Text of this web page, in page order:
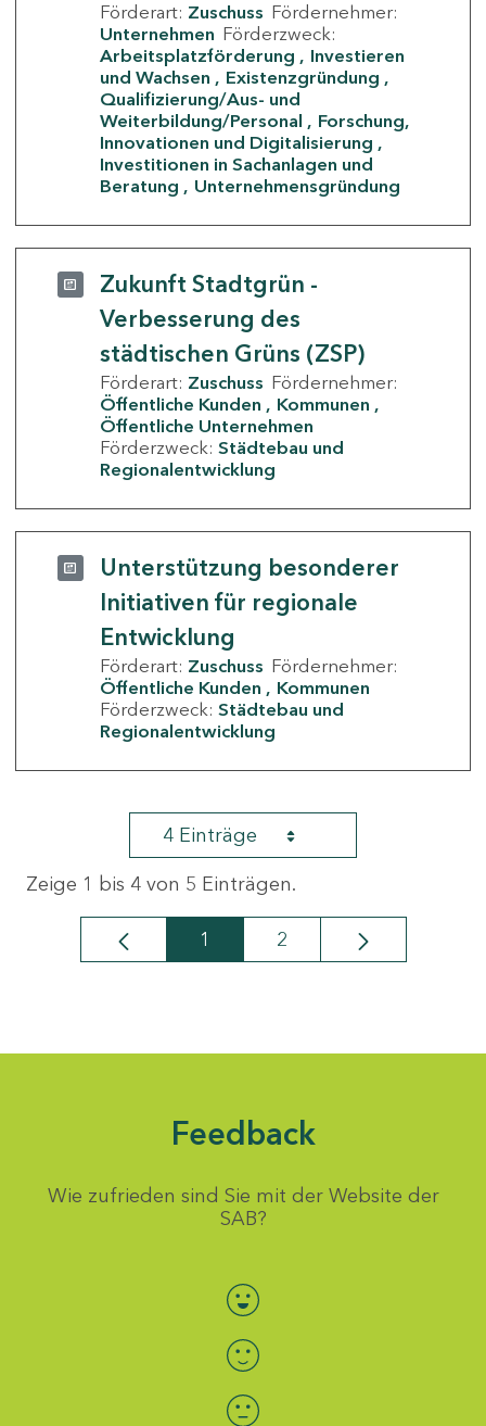
Förderart: Zuschuss Fördernehmer:
Unternehmen Förderzweck:
Arbeitsplatzförderung
Investieren
und Wachsen
Existenzgründung
Qualifizierung/Aus- und
Weiterbildung/Personal
Forschung,
Innovationen und Digitalisierung
Investitionen in Sachanlagen und
Beratung
Unternehmensgründung
Zukunft Stadtgrün -
Verbesserung des
städtischen Grüns (ZSP)
Förderart: Zuschuss Fördernehmer:
Öffentliche Kunden
Kommunen
Öffentliche Unternehmen
Förderzweck: Städtebau und
Regionalentwicklung
Unterstützung besonderer
Initiativen für regionale
Entwicklung
Förderart: Zuschuss Fördernehmer:
Öffentliche Kunden
Kommunen
Förderzweck: Städtebau und
Regionalentwicklung
4 Einträge
Zeige 1 bis 4 von 5 Einträgen.
Seite
1 Seite
2
Feedback
Wie zufrieden sind Sie mit der Website der
SAB?
Bewertung auswählen